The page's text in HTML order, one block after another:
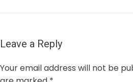
Leave a Reply
Your email address will not be